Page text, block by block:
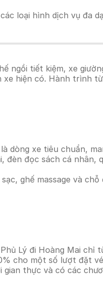
loại hình dịch vụ đa
ngồi tiết kiệm, xe
hiện có. Hành trình
dòng xe tiêu chuẩn,
đèn đọc sách cá nhân,
ghế massage và
Lý đi Hoàng Mai chỉ
cho một số lượt đặt
thực và có các